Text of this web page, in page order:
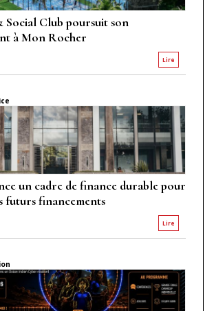
Social Club poursuit son
à Mon Rocher
Lire
un cadre de finance durable pour
futurs financements
Lire